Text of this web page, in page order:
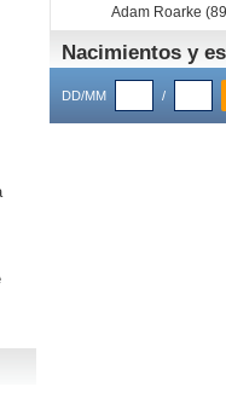
Adam Roarke
Nacimientos y
DD/MM /